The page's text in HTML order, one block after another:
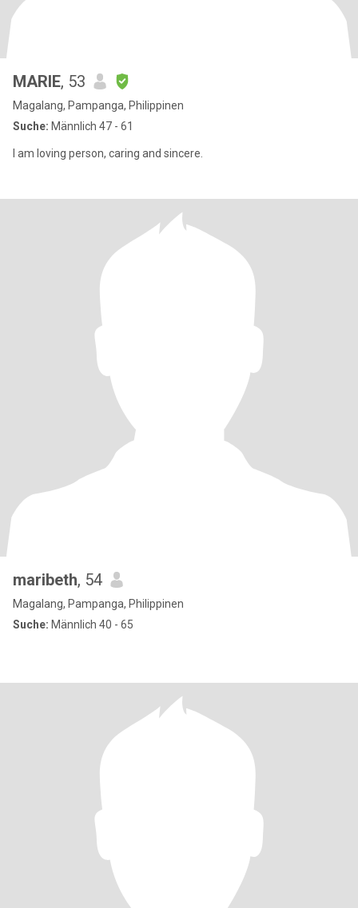
MARIE, 53
Magalang, Pampanga, Philippinen
Suche: Männlich 47 - 61
I am loving person, caring and sincere.
maribeth, 54
Magalang, Pampanga, Philippinen
Suche: Männlich 40 - 65